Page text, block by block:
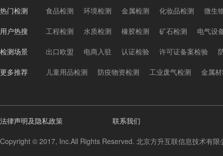
热门检测 食品检测 环境检测 金属检测 化妆品检测 微生
用户热搜 工程检测 水质检测 橡胶检测 矿石检测 电气设
检测场景 出口欧盟 电商入驻 认证检验 许可证备案检验
更多推荐 儿童用品检测 防疫物资检测 工业废气检测 金属
法律声明及隐私政策 联系我们
Copyright © 2017, Inc.All Rights Reserved. 北京方升互联信息技术有